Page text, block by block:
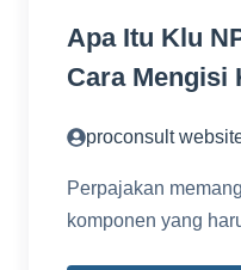
Apa Itu Klu
Cara Mengisi
proconsult
Perpajakan
komponen yang